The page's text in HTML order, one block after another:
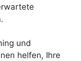
und
helfen, Ihre